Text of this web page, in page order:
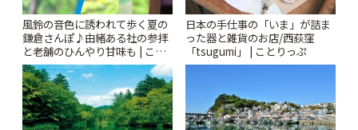
風鈴の音色に誘われて歩く夏の
鎌倉さんぽ♪由緒ある社の参拝
と老舗のひんやり甘味も | こと
りっぷ
日本の手仕事の「いま」が詰ま
った器と雑貨のお店/西荻窪
「tsugumi」 | ことりっぷ